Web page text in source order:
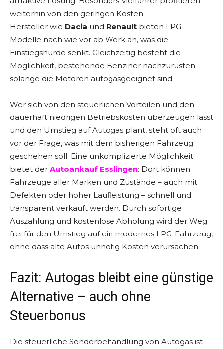
weiterhin von den geringen Kosten.
Hersteller wie Dacia und Renault bieten LPG-
Modelle nach wie vor ab Werk an, was die
Einstiegshürde senkt. Gleichzeitig besteht die
Möglichkeit, bestehende Benziner nachzurüsten –
solange die Motoren autogasgeeignet sind.
Wer sich von den steuerlichen Vorteilen und den
dauerhaft niedrigen Betriebskosten überzeugen lässt
und den Umstieg auf Autogas plant, steht oft auch
vor der Frage, was mit dem bisherigen Fahrzeug
geschehen soll. Eine unkomplizierte Möglichkeit
bietet der Autoankauf Esslingen: Dort können
Fahrzeuge aller Marken und Zustände – auch mit
Defekten oder hoher Laufleistung – schnell und
transparent verkauft werden. Durch sofortige
Auszahlung und kostenlose Abholung wird der Weg
frei für den Umstieg auf ein modernes LPG-Fahrzeug,
ohne dass alte Autos unnötig Kosten verursachen.
Fazit: Autogas bleibt eine günstige
Alternative – auch ohne
Steuerbonus
Die steuerliche Sonderbehandlung von Autogas ist